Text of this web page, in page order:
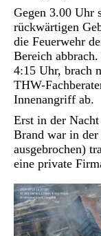
Gegen 3.00 Uhr
rückwärtigen
die Feuerwehr
Bereich
4:15 Uhr, brach
THW-
Innenangriff ab.
Erst in der
Brand war in der
ausgebrochen)
eine private